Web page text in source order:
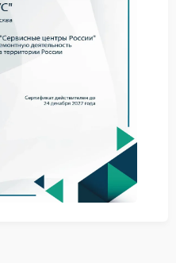
приборы, работающие
не дали результата,
сервис FIX‑JVC.
диагностику,
цепей;
режима компонентов.
необходимым
точного выявления и
Профессиональный